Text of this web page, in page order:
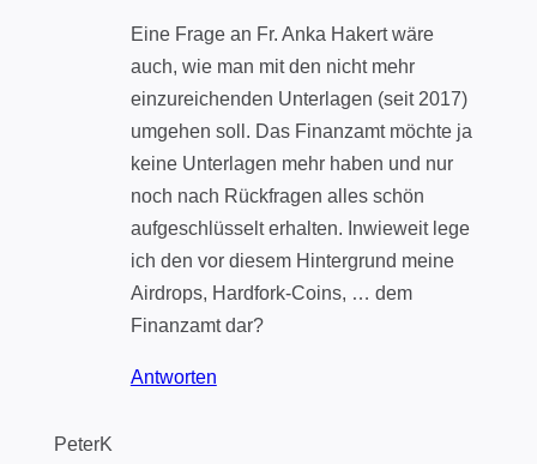
Eine Frage an Fr. Anka Hakert wäre
auch, wie man mit den nicht mehr
einzureichenden Unterlagen (seit 2017)
umgehen soll. Das Finanzamt möchte ja
keine Unterlagen mehr haben und nur
noch nach Rückfragen alles schön
aufgeschlüsselt erhalten. Inwieweit lege
ich den vor diesem Hintergrund meine
Airdrops, Hardfork-Coins, … dem
Finanzamt dar?
Antworten
PeterK